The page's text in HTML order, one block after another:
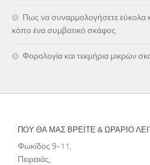
Πως να συναρμολογήσετε εύκολα
κόπο ένα συμβατικό σκάφος.
Φορολογία και τεκμήρια μικρών
ΠΟΥ ΘΑ ΜΑΣ ΒΡΕΙΤΕ & ΩΡΑΡΙΟ
Φωκίδος 9-11,
Πειραιάς,